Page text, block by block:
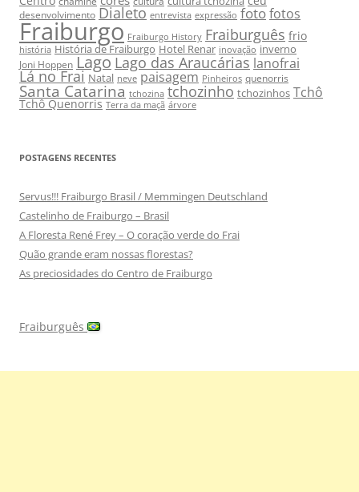
desenvolvimento Dialeto entrevista expressão fotofotos
Fraiburgo Fraiburgo History Fraiburguês frio
história História de Fraiburgo Hotel Renar inovação inverno
Joni Hoppen Lago Lago das Araucárias lanofrai
Lá no Frai Natal neve paisagem Pinheiros quenorris
Santa Catarina tchozina tchozinho tchozinhos Tchô
Tchô Quenorris Terra da maçã árvore
POSTAGENS RECENTES
Servus!!! Fraiburgo Brasil / Memmingen Deutschland
Castelinho de Fraiburgo – Brasil
A Floresta René Frey – O coração verde do Frai
Quão grande eram nossas florestas?
As preciosidades do Centro de Fraiburgo
Fraiburguês